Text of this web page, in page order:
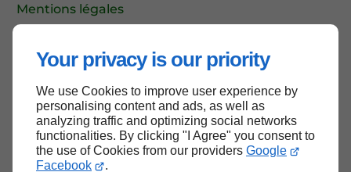
Your privacy is our priority
We use Cookies to improve user experience by
personalising content and ads, as well as
analyzing traffic and optimizing social networks
functionalities. By clicking "I Agree" you consent to
the use of Cookies from our providers Google
Facebook
.
Mentions légales
Haut de page